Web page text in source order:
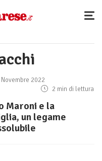
Novembre 2022
2 min di lettura
Maroni e la
un legame